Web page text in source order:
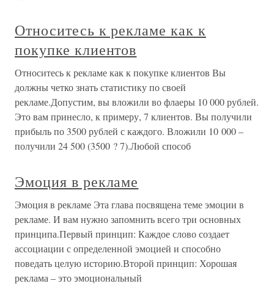
Относитесь к рекламе как к
покупке клиентов
Относитесь к рекламе как к покупке клиентов Вы
должны четко знать статистику по своей
рекламе.Допустим, вы вложили во флаеры 10 000 рублей.
Это вам принесло, к примеру, 7 клиентов. Вы получили
прибыль по 3500 рублей с каждого. Вложили 10 000 –
получили 24 500 (3500 ? 7).Любой способ
Эмоция в рекламе
Эмоция в рекламе Эта глава посвящена теме эмоции в
рекламе. И вам нужно запомнить всего три основных
принципа.Первый принцип: Каждое слово создает
ассоциации с определенной эмоцией и способно
поведать целую историю.Второй принцип: Хорошая
реклама – это эмоциональный